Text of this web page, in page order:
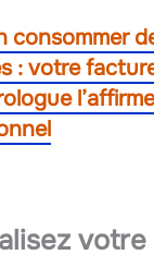
consommer
: votre